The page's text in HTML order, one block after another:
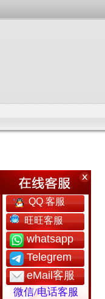
QQ 客服
旺旺客服
whatsapp
Telegrem
eMail客服
微信/电话客服